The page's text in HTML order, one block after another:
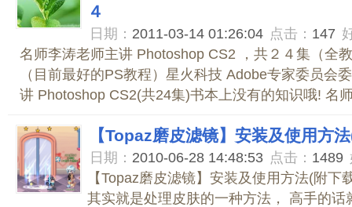
４
日期： 2011-03-14 01:26:04 点击： 147
名师李涛老师主讲 Photoshop CS2 ，共２４集（全
（目前最好的PS教程）星火科技 Adobe专家委员会
讲 Photoshop CS2(共24集)书本上没有的知识哦! 名
【Topaz磨皮滤镜】安装及使用方
日期： 2010-06-28 14:48:53 点击： 1489
【Topaz磨皮滤镜】安装及使用方法(附下
其实就是处理皮肤的一种方法， 高手的话